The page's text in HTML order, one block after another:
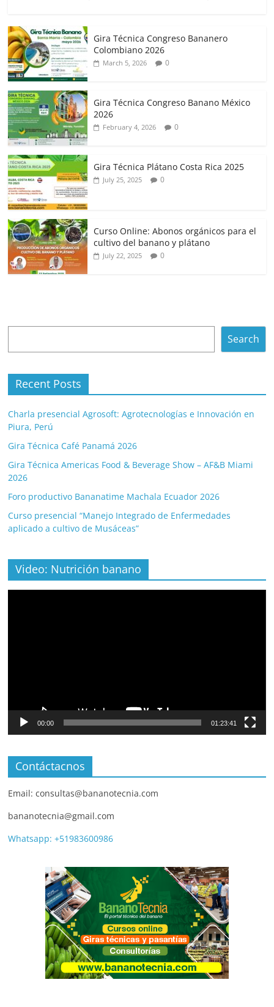
Gira Técnica Congreso Bananero
Colombiano 2026
March 5, 2026 0
Gira Técnica Congreso Banano México
2026
February 4, 2026 0
Gira Técnica Plátano Costa Rica 2025
July 25, 2025 0
Curso Online: Abonos orgánicos para el
cultivo del banano y plátano
July 22, 2025 0
Search
Recent Posts
Charla presencial Agrosoft: Agrotecnologías e Innovación en
Piura, Perú
Gira Técnica Café Panamá 2026
Gira Técnica Americas Food & Beverage Show – AF&B Miami
2026
Foro productivo Bananatime Machala Ecuador 2026
Curso presencial “Manejo Integrado de Enfermedades
aplicado a cultivo de Musáceas”
Video: Nutrición banano
00:00 01:23:41
Contáctacnos
Email: consultas@bananotecnia.com
bananotecnia@gmail.com
Whatsapp: +51983600986